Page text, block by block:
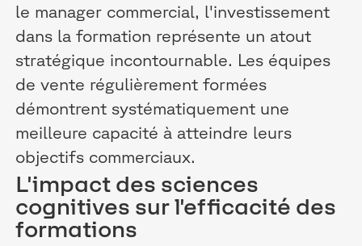
le manager commercial, l'investissement
dans la formation représente un atout
stratégique incontournable. Les équipes
de vente régulièrement formées
démontrent systématiquement une
meilleure capacité à atteindre leurs
objectifs commerciaux.
L'impact des sciences
cognitives sur l'efficacité des
formations